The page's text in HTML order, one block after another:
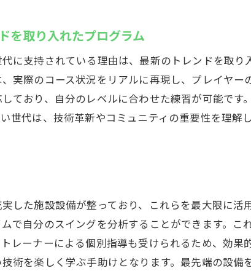
仕事帰りでも安心の深夜利用
空いている時間を見つけて効率的に練習するコツ
自分のペースでスケジュールを組み立てるメリット
夜間営業でのセキュリティ対策
高品質な指導を可能にする講師陣の紹介
地域最安値を維持するための努力
価格以上の価値を感じるためのポイント
学生にも人気のリーズナブルなレッスン
を取り入れたプログラム
に支持されている理由は、最新のトレンドを取
実際のコース状況をリアルに再現し、プレイヤ
ており、自分のレベルに合わせた練習が可能です
世代は、技術革新やコミュニティの重要性を理
した施設設備が整っており、これらを最大限に
で自分のスイングを分析することができます。
レーナーによる個別指導も受けられるため、効
術を楽しく学ぶ手助けとなります。最先端の設